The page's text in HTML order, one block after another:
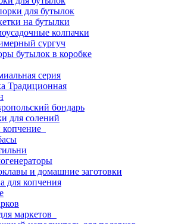
для бутылок
на бутылки
колпачки
сургуч
бутылок в коробке
серия
Традиционная
бондарь
для солений
и домашние заготовки
для копчения
маркетов